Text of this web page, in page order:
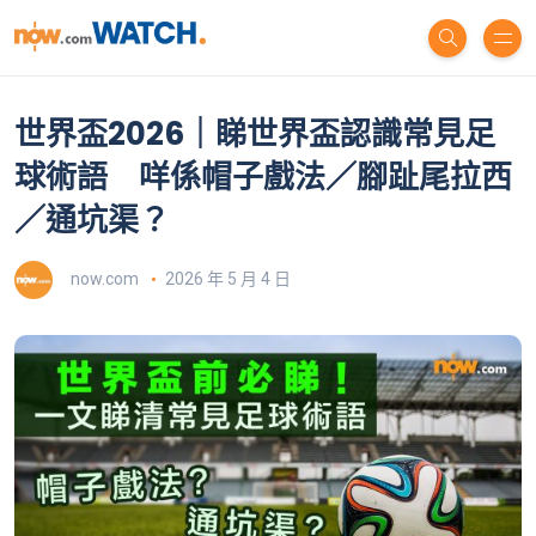
世界盃2026｜睇世界盃認識常見足
球術語 咩係帽子戲法／腳趾尾拉西
／通坑渠？
now.com 2026 年 5 月 4 日